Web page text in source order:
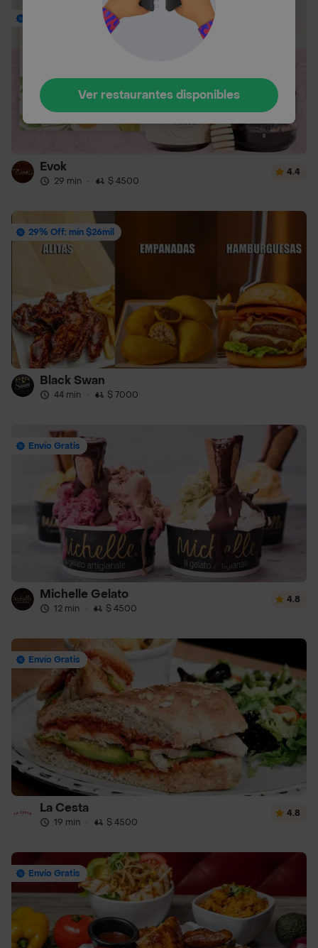
Evok
29 min · $ 4500
4.4
29% Off: mín $26mil
Black Swan
44 min · $ 7000
Envío Gratis
Michelle Gelato
12 min · $ 4500
4.8
Envío Gratis
La Cesta
19 min · $ 4500
4.8
Envío Gratis
Ver restaurantes disponibles